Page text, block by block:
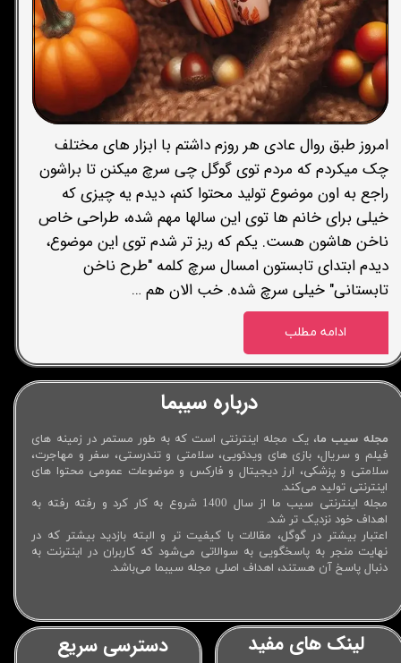
امروز طبق روال عادی هر روزم داشتم با ابزار های مختلف
چک میکردم که مردم توی گوگل چی سرچ میکنن تا براشون
راجع به اون موضوع تولید محتوا کنم، دیدم یه چیزی که
خیلی برای خانم ها توی این سالها مهم شده، طراحی خاص
ناخن هاشون هست. یکم که ریز تر شدم توی این موضوع،
دیدم ابتدای تابستون امسال سرچ کلمه "طرح ناخن
تابستانی" خیلی سرچ شده. خب الان هم …
ادامه مطلب
درباره سیبما
مجله سیب ما، یک مجله اینترنتی است که به طور مستمر در زمینه های
فیلم و سریال، بازی های ویدئویی، سلامتی و تندرستی، سفر و مهاجرت،
سلامتی و پزشکی، ارز دیجیتال و فارکس و موضوعات عمومی محتوا های
اینترنتی تولید می‌کند.
مجله اینترنتی سیب ما از سال 1400 شروع به کار کرد و رفته رفته به
اهداف خود نزدیک تر شد.
اعتبار بیشتر در گوگل، مقالات با کیفیت تر و البته بازدید بیشتر که در
نهایت منجر به پاسخگویی به سوالاتی می‌شود که کاربران در اینترنت به
دنبال پاسخ آن هستند، اهداف اصلی مجله سیبما می‌باشد.
دسترسی سریع لینک های مفید